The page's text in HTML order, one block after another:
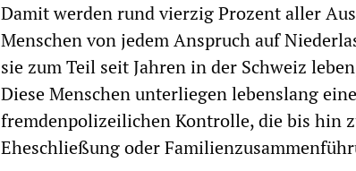
Damit werden rund vierzig Prozent aller
Menschen von jedem Anspruch auf
sie zum Teil seit Jahren in der Schweiz
Diese Menschen unterliegen lebenslang
fremdenpolizeilichen Kontrolle, die bis hin
Eheschließung oder